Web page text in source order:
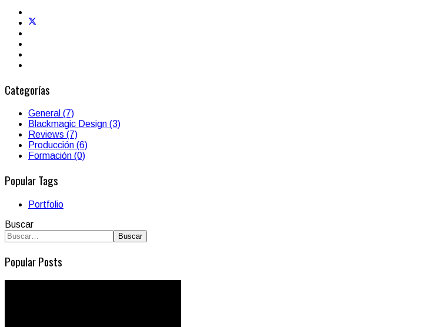
Categorías
General (7)
Blackmagic Design (3)
Reviews (7)
Producción (6)
Formación (0)
Popular Tags
Portfolio
Buscar
Buscar
Popular Posts